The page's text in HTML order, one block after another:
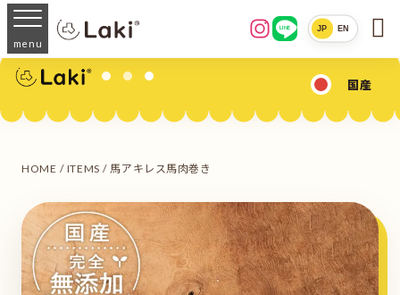
menu
LINE JP EN 
国産
HOME /ITEMS / 馬アキレス馬肉巻き